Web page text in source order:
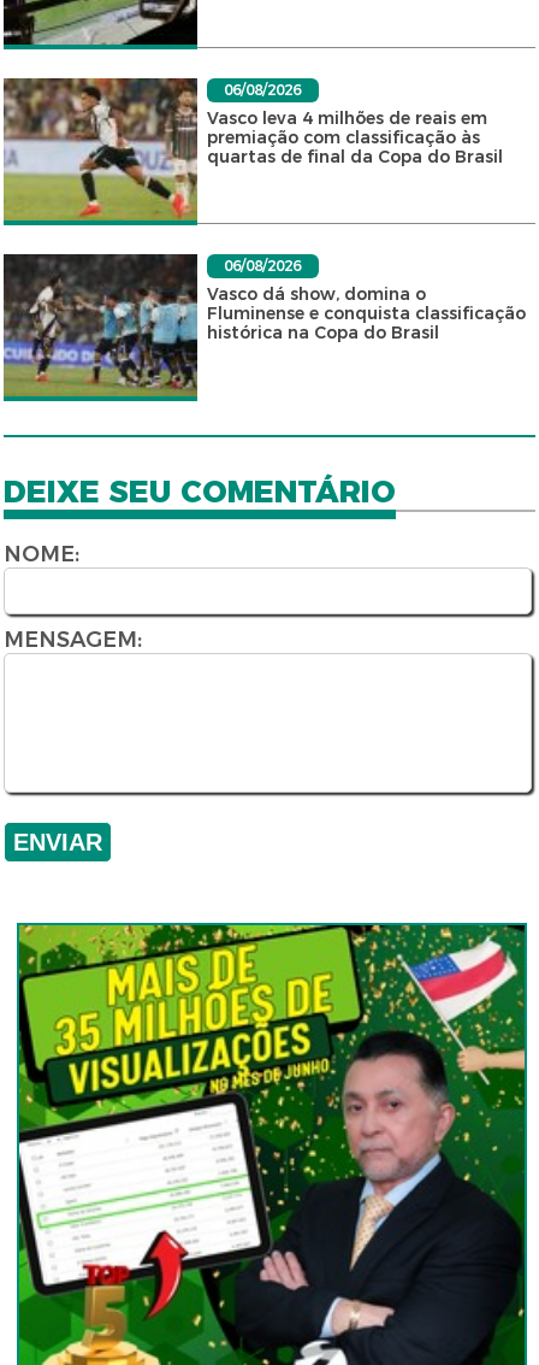
06/08/2026
Vasco leva 4 milhões de reais em
premiação com classificação às
quartas de final da Copa do Brasil
06/08/2026
Vasco dá show, domina o
Fluminense e conquista classificação
histórica na Copa do Brasil
DEIXE SEU COMENTÁRIO
NOME:
MENSAGEM: